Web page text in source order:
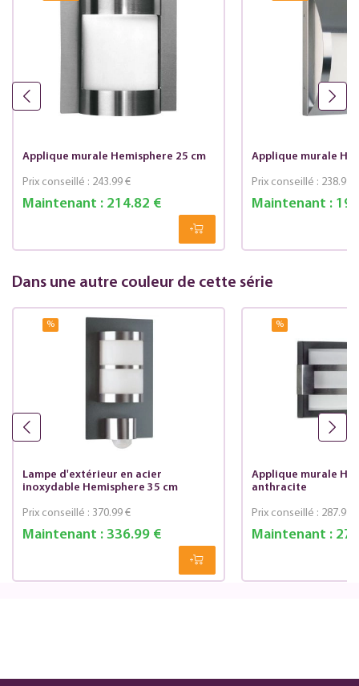
Applique murale Hemisphere 25 cm
Maintenant :214.82 €
Prix conseillé : 243.99 €
Applique murale
Maintenant :
Prix conseillé : 238.99 €
Dans une autre couleur de cette série
%
Lampe d'extérieur en acier
inoxydable Hemisphere 35 cm
Maintenant :336.99 €
Prix conseillé : 370.99 €
%
Applique murale
anthracite
Maintenant :
Prix conseillé : 287.99 €